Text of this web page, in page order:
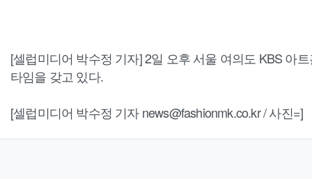
[셀럽미디어 박수정 기자] 2일 오후 서울 여의도 KBS 아
타임을 갖고 있다.
[셀럽미디어 박수정 기자 news@fashionmk.co.kr / 사진=]